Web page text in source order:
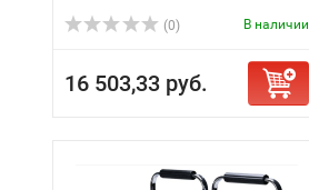
(0) В наличии
16 503,33 руб.